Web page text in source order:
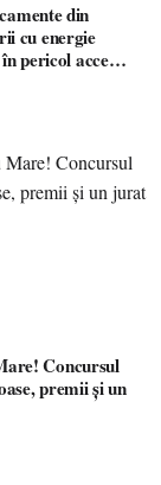
din
cu energie
pericol accesul
premii și un